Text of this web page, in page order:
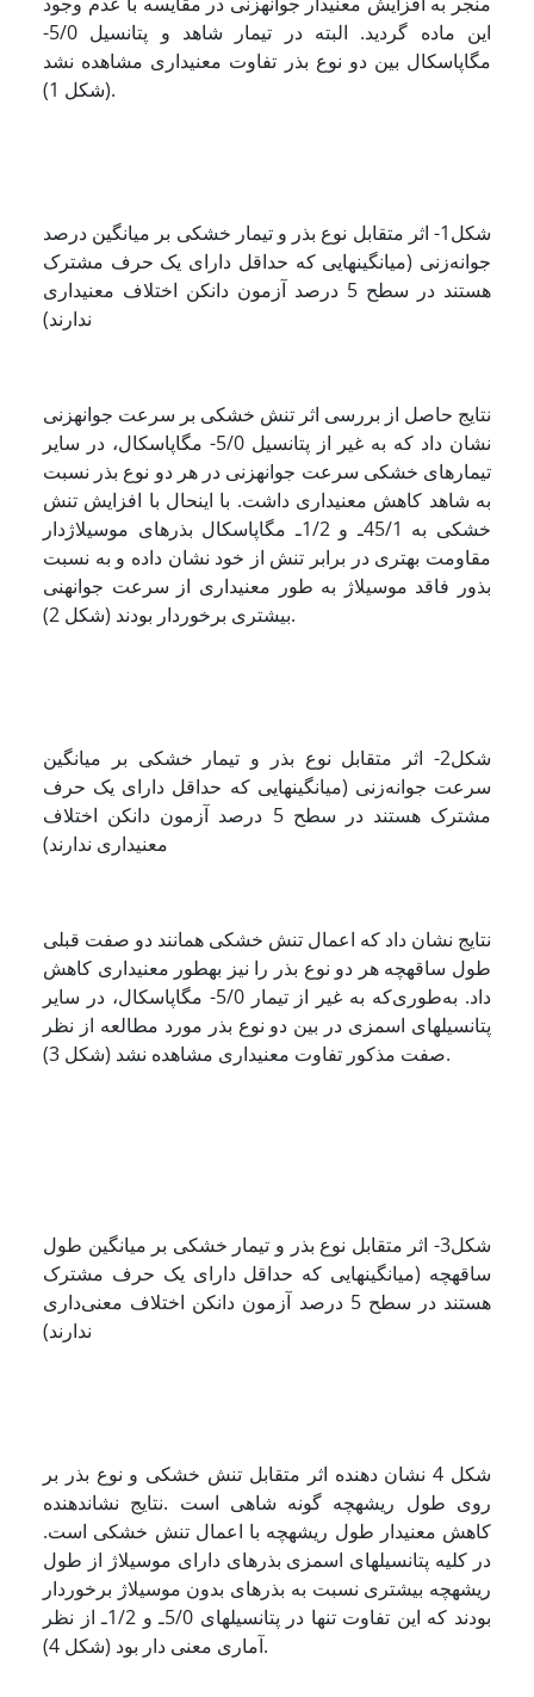
این ماده گردید. البته در تیمار شاهد و پتانسیل 5/0-
مگاپاسکال بین دو نوع بذر تفاوت معنی­داری مشاهده نشد
(شکل 1).
شکل1- اثر متقابل نوع بذر و تیمار خشکی بر میانگین درصد
جوانه‌زنی (میانگین­هایی که حداقل دارای یک حرف مشترک
هستند در سطح 5 درصد آزمون دانکن اختلاف معنی­داری
ندارند)
نتایج حاصل از بررسی اثر تنش خشکی بر سرعت جوانه­زنی
نشان داد که به غیر از پتانسیل 5/0- مگاپاسکال، در سایر
تیمارهای خشکی سرعت جوانه­زنی در هر دو نوع بذر نسبت
به شاهد کاهش معنی­داری داشت. با اینحال با افزایش تنش
خشکی به 45/1ـ و 1/2ـ مگاپاسکال بذرهای موسیلاژدار
مقاومت بهتری در برابر تنش از خود نشان داده و به نسبت
بذور فاقد موسیلاژ به طور معنی­داری از سرعت جوانه­نی
بیشتری برخوردار بودند (شکل 2).
شکل2- اثر متقابل نوع بذر و تیمار خشکی بر میانگین
سرعت جوانه‌زنی (میانگین­هایی که حداقل دارای یک حرف
مشترک هستند در سطح 5 درصد آزمون دانکن اختلاف
معنی­داری ندارند)
نتایج نشان داد که اعمال تنش خشکی همانند دو صفت قبلی
طول ساقه­چه هر دو نوع بذر را نیز به­طور معنی­داری کاهش
داد. به‌طوری‌که به غیر از تیمار 5/0- مگاپاسکال، در سایر
پتانسیل­های اسمزی در بین دو نوع بذر مورد مطالعه از نظر
صفت مذکور تفاوت معنی­داری مشاهده نشد (شکل 3).
شکل3- اثر متقابل نوع بذر و تیمار خشکی بر میانگین طول
ساقه­چه (میانگین­هایی که حداقل دارای یک حرف مشترک
هستند در سطح 5 درصد آزمون دانکن اختلاف معنی‌داری
ندارند)
شکل 4 نشان دهنده اثر متقابل تنش خشکی و نوع بذر بر
روی طول ریشه­چه گونه شاهی است .نتایج نشان­دهنده
کاهش معنی­دار طول ریشه­چه با اعمال تنش خشکی است.
در کلیه پتانسیل­های اسمزی بذرهای دارای موسیلاژ از طول
ریشه­چه بیشتری نسبت به بذرهای بدون موسیلاژ برخوردار
بودند که این تفاوت تنها در پتانسیل­های 5/0ـ و 1/2ـ از نظر
آماری معنی دار بود (شکل 4).